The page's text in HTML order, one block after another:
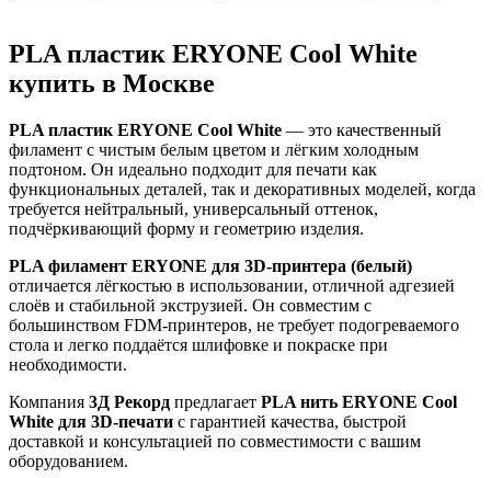
PLA пластик ERYONE Cool White
купить в Москве
PLA пластик ERYONE Cool White — это качественный
филамент с чистым белым цветом и лёгким холодным
подтоном. Он идеально подходит для печати как
функциональных деталей, так и декоративных моделей, когда
требуется нейтральный, универсальный оттенок,
подчёркивающий форму и геометрию изделия.
PLA филамент ERYONE для 3D-принтера (белый)
отличается лёгкостью в использовании, отличной адгезией
слоёв и стабильной экструзией. Он совместим с
большинством FDM-принтеров, не требует подогреваемого
стола и легко поддаётся шлифовке и покраске при
необходимости.
Компания 3Д Рекорд предлагает PLA нить ERYONE Cool
White для 3D-печати с гарантией качества, быстрой
доставкой и консультацией по совместимости с вашим
оборудованием.